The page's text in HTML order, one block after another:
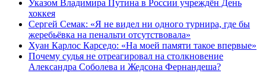
Указом Владимира Путина в России учреждён День
хоккея
Сергей Семак: «Я не видел ни одного турнира, где бы
жеребьёвка на пенальти отсутствовала»
Хуан Карлос Карседо: «На моей памяти такое впервые»
Почему судья не отреагировал на столкновение
Александра Соболева и Жедсона Фернандеша?